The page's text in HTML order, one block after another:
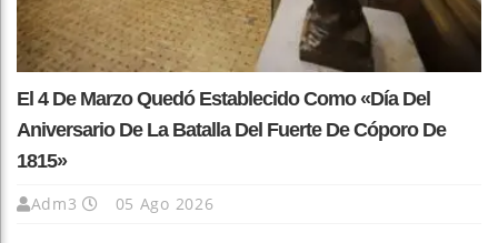
El 4 De Marzo Quedó Establecido Como «Día Del
Aniversario De La Batalla Del Fuerte De Cóporo De
1815»
Adm3 05 Ago 2026